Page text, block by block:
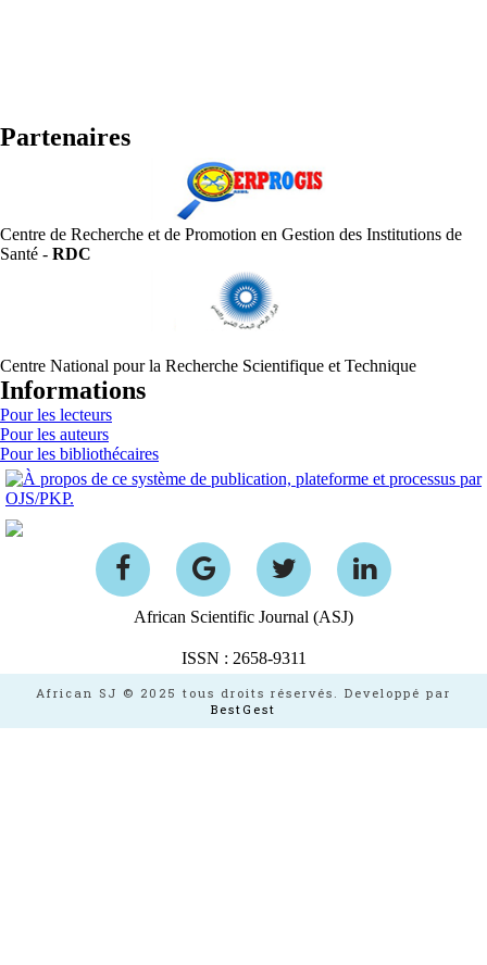
Partenaires
Centre de Recherche et de Promotion en Gestion des Institutions de
Santé - RDC
Centre National pour la Recherche Scientifique et Technique
Informations
Pour les lecteurs
Pour les auteurs
Pour les bibliothécaires
African Scientific Journal (ASJ)
ISSN : 2658-9311
African SJ © 2025 tous droits réservés. Developpé par
BestGest